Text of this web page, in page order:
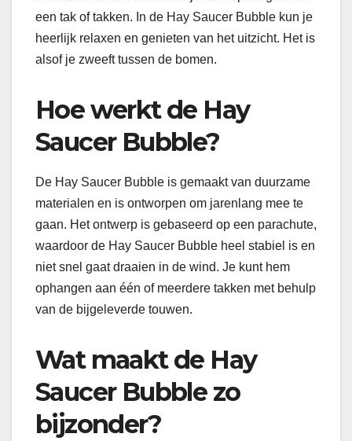
een tak of takken. In de Hay Saucer Bubble kun je
heerlijk relaxen en genieten van het uitzicht. Het is
alsof je zweeft tussen de bomen.
Hoe werkt de Hay
Saucer Bubble?
De Hay Saucer Bubble is gemaakt van duurzame
materialen en is ontworpen om jarenlang mee te
gaan. Het ontwerp is gebaseerd op een parachute,
waardoor de Hay Saucer Bubble heel stabiel is en
niet snel gaat draaien in de wind. Je kunt hem
ophangen aan één of meerdere takken met behulp
van de bijgeleverde touwen.
Wat maakt de Hay
Saucer Bubble zo
bijzonder?